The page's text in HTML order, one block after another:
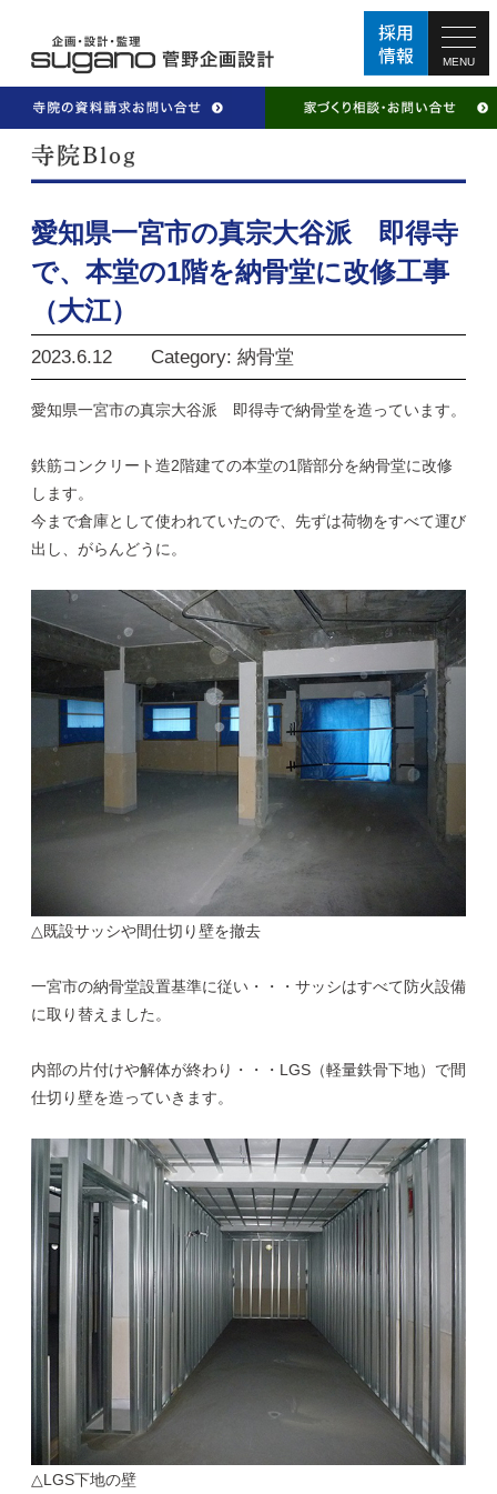
MENU
愛知県一宮市の真宗大谷派 即得寺
で、本堂の1階を納骨堂に改修工事
（大江）
2023.6.12 Category: 納骨堂
愛知県一宮市の真宗大谷派 即得寺で納骨堂を造っています。
鉄筋コンクリート造2階建ての本堂の1階部分を納骨堂に改修
します。
今まで倉庫として使われていたので、先ずは荷物をすべて運び
出し、がらんどうに。
△既設サッシや間仕切り壁を撤去
一宮市の納骨堂設置基準に従い・・・サッシはすべて防火設備
に取り替えました。
内部の片付けや解体が終わり・・・LGS（軽量鉄骨下地）で間
仕切り壁を造っていきます。
△LGS下地の壁